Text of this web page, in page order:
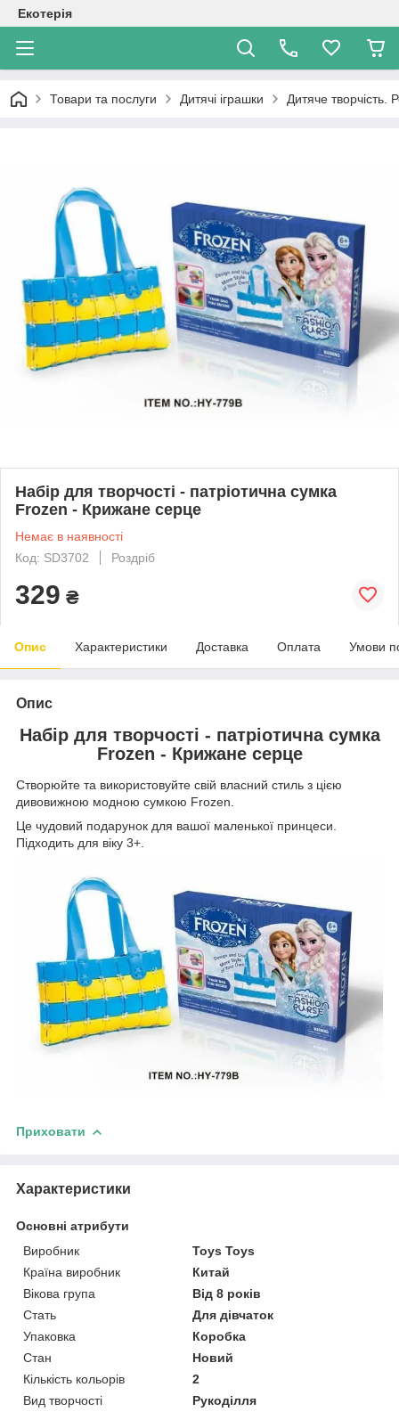
Екотерія
Товари та послуги Дитячі іграшки Дитяче творчість.
Набір для творчості - патріотична сумка
Frozen - Крижане серце
Немає в наявності
Код: SD3702
Роздріб
329 ₴
Опис Характеристики Доставка Оплата Умови
Опис
Набір для творчості - патріотична сумка
Frozen - Крижане серце
Створюйте та використовуйте свій власний стиль з цією
дивовижною модною сумкою Frozen.
Це чудовий подарунок для вашої маленької принцеси.
Підходить для віку 3+.
Приховати
Характеристики
Основні атрибути
Виробник
Toys Toys
Країна виробник
Китай
Вікова група
Від 8 років
Стать
Для дівчаток
Упаковка
Коробка
Стан
Новий
Кількість кольорів
2
Вид творчості
Рукоділля